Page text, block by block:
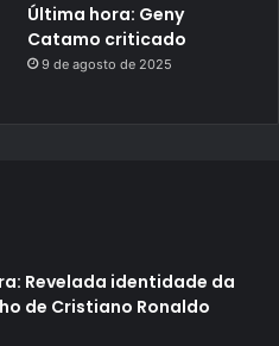
Última hora: Geny
Catamo criticado
9 de agosto de 2025
Revelada identidade da
de Cristiano Ronaldo